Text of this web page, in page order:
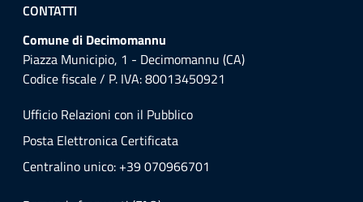
CONTATTI
Comune di Decimomannu
Piazza Municipio, 1 - Decimomannu (CA)
Codice fiscale / P. IVA: 80013450921
Ufficio Relazioni con il Pubblico
Posta Elettronica Certificata
Centralino unico: +39 070966701